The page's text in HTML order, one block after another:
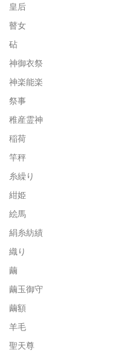
皇后
瞽女
砧
神御衣祭
神楽能楽
祭事
稚産霊神
稲荷
竿秤
糸繰り
紺姫
絵馬
絹糸紡績
織り
繭
繭玉御守
繭額
羊毛
聖天尊